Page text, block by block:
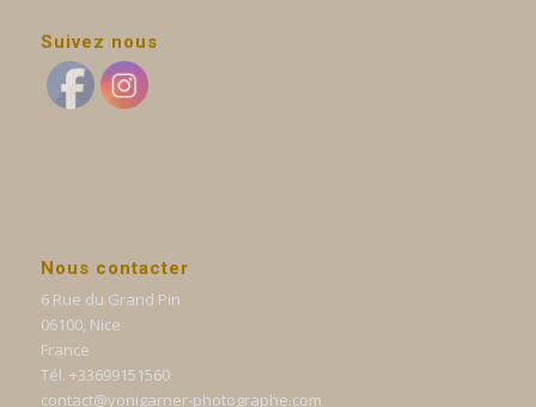
Suivez nous
Nous contacter
6 Rue du Grand Pin
06100, Nice
France
Tél. +33699151560
contact@yonigarner-photographe.com